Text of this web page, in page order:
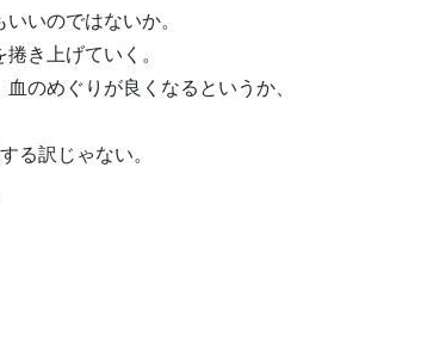
いのではないか。
き上げていく。
のめぐりが良くなるというか、
る訳じゃない。